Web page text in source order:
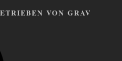
VON GRAV